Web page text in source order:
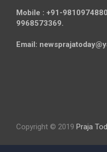
Mobile : +91-
9968573369.
Email:
Copyright © 2019 Praja